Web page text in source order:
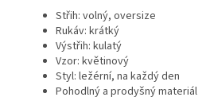
Střih: volný, oversize
Rukáv: krátký
Výstřih: kulatý
Vzor: květinový
Styl: ležérní, na každý den
Pohodlný a prodyšný materiál